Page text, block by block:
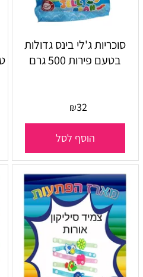
סוכריות ג'לי בינס גדולות
בטעם פירות 500 גרם
₪32
הוסף לסל